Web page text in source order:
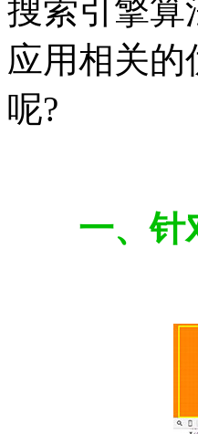
搜索引擎算
应用相关
呢?
一、针